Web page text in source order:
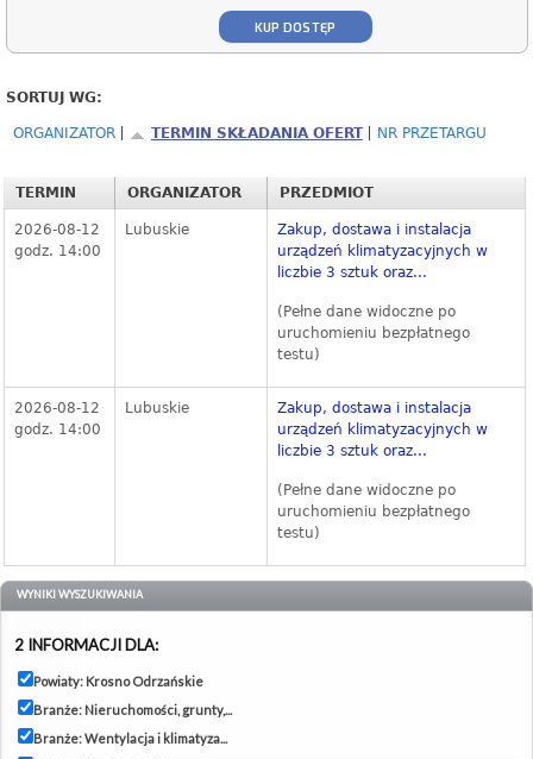
KUP DOSTĘP
SORTUJ WG:
ORGANIZATOR TERMIN SKŁADANIA OFERT NR PRZETARGU
TERMIN ORGANIZATOR PRZEDMIOT
2026-08-12
godz. 14:00
Lubuskie
Zakup, dostawa i instalacja
urządzeń klimatyzacyjnych w
liczbie 3 sztuk oraz...
(Pełne dane widoczne po
uruchomieniu bezpłatnego
testu)
2026-08-12
godz. 14:00
Lubuskie
Zakup, dostawa i instalacja
urządzeń klimatyzacyjnych w
liczbie 3 sztuk oraz...
(Pełne dane widoczne po
uruchomieniu bezpłatnego
testu)
WYNIKI WYSZUKIWANIA
2 INFORMACJI DLA:
Powiaty: Krosno Odrzańskie
Branże: Nieruchomości, grunty,...
Branże: Wentylacja i klimatyza...